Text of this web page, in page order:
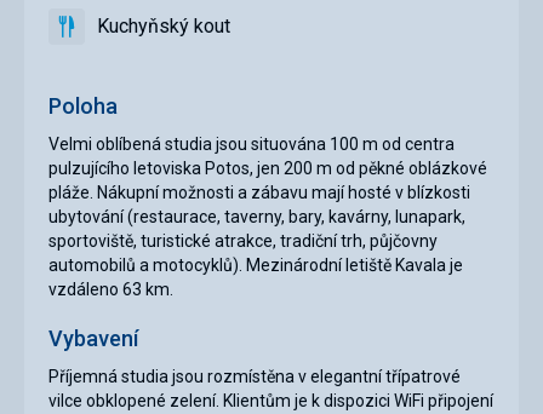
Poloha
Velmi oblíbená studia jsou situována 100 m od centra
pulzujícího letoviska Potos, jen 200 m od pěkné oblázkové
pláže. Nákupní možnosti a zábavu mají hosté v blízkosti
ubytování (restaurace, taverny, bary, kavárny, lunapark,
sportoviště, turistické atrakce, tradiční trh, půjčovny
automobilů a motocyklů). Mezinárodní letiště Kavala je
vzdáleno 63 km.
Vybavení
Příjemná studia jsou rozmístěna v elegantní třípatrové
vilce obklopené zelení. Klientům je k dispozici WiFi připojení
Kuchyňský
Kuchyňský kout
ano